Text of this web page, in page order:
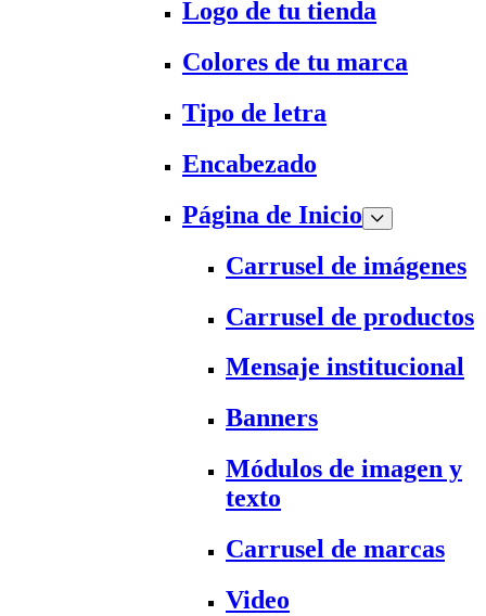
Logo de tu tienda
Colores de tu marca
Tipo de letra
Encabezado
Página de Inicio
Carrusel de imágenes
Carrusel de productos
Mensaje institucional
Banners
Módulos de imagen y
texto
Carrusel de marcas
Video